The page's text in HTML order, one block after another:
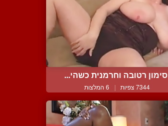
סימון רטובה וחרמנית כשהי...
7344 צפיות | 6 המלצות